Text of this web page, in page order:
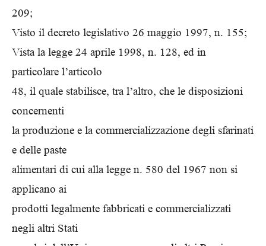
209;
Visto il decreto legislativo 26 maggio 1997, n. 155;
Vista la legge 24 aprile 1998, n. 128, ed in
particolare l’articolo
48, il quale stabilisce, tra l’altro, che le disposizioni
concernenti
la produzione e la commercializzazione degli sfarinati
e delle paste
alimentari di cui alla legge n. 580 del 1967 non si
applicano ai
prodotti legalmente fabbricati e commercializzati
negli altri Stati